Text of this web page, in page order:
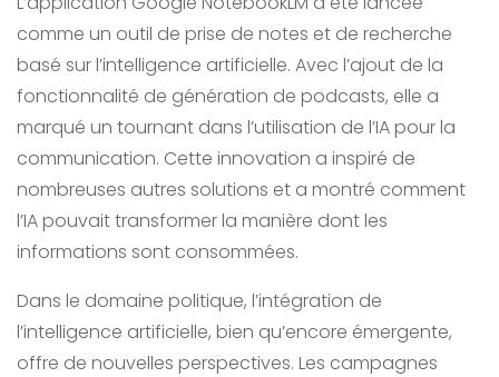
comme un outil de prise de notes et de recherche
basé sur l’intelligence artificielle. Avec l’ajout de la
fonctionnalité de génération de podcasts, elle a
marqué un tournant dans l’utilisation de l’IA pour la
communication. Cette innovation a inspiré de
nombreuses autres solutions et a montré comment
l’IA pouvait transformer la manière dont les
informations sont consommées.
Dans le domaine politique, l’intégration de
l’intelligence artificielle, bien qu’encore émergente,
offre de nouvelles perspectives. Les campagnes